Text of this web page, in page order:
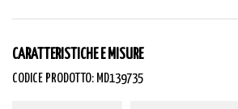
CARATTERISTICHE E MISURE
CODICE PRODOTTO: MD139735